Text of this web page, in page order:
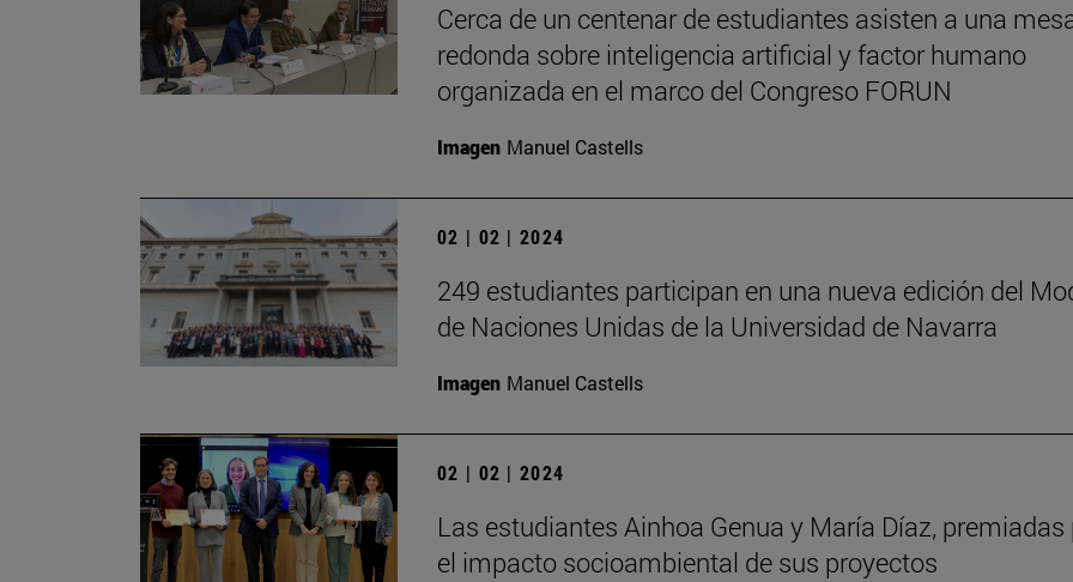
Cerca de un centenar de estudiantes asisten a una
redonda sobre inteligencia artificial y factor humano
organizada en el marco del Congreso FORUN
Imagen Manuel Castells
02 | 02 | 2024
249 estudiantes participan en una nueva edición del
de Naciones Unidas de la Universidad de Navarra
Imagen Manuel Castells
02 | 02 | 2024
Las estudiantes Ainhoa Genua y María Díaz, premiadas
el impacto socioambiental de sus proyectos